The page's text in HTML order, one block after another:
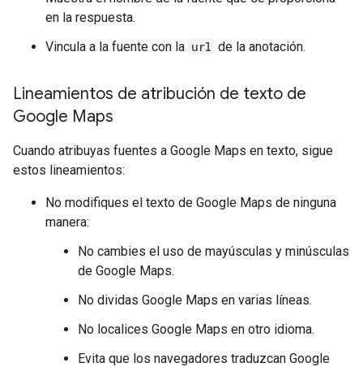
en la respuesta.
Vincula a la fuente con la url de la anotación.
Lineamientos de atribución de texto de
Google Maps
Cuando atribuyas fuentes a Google Maps en texto, sigue
estos lineamientos:
No modifiques el texto de Google Maps de ninguna
manera:
No cambies el uso de mayúsculas y minúsculas
de Google Maps.
No dividas Google Maps en varias líneas.
No localices Google Maps en otro idioma.
Evita que los navegadores traduzcan Google